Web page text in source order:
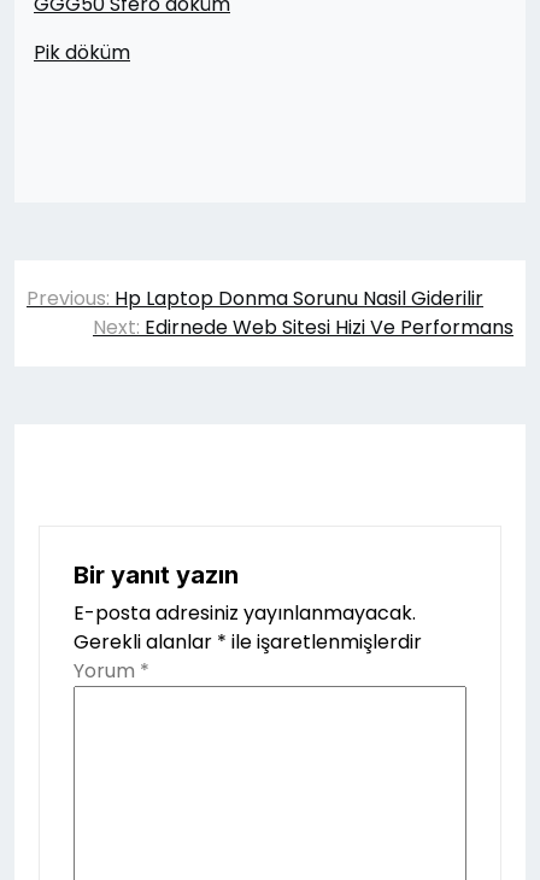
Pik döküm
Yazı
gezinmesi
Previous: Hp Laptop Donma Sorunu Nasil Giderilir
Next: Edirnede Web Sitesi Hizi Ve Performans
Bir yanıt yazın
E-posta adresiniz yayınlanmayacak.
Gerekli alanlar * ile işaretlenmişlerdir
Yorum *